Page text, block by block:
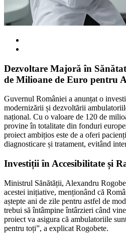
Dezvoltare Majoră în
de Milioane de Euro pentru
Guvernul României a anunțat o
modernizării și dezvoltării
național. Cu o valoare de 120 de
provine în totalitate din fonduri
proiect ambițios este de a oferi
diagnosticare și tratament, evitând
Investiții în Accesibilitate și
Ministrul Sănătății, Alexandru
acestei inițiative, menționând că
aștepte ani de zile pentru astfel de
trebui să întâmpine întârzieri când
proiect va asigura că ambulatoriile
pentru toți”, a explicat Rogobete.